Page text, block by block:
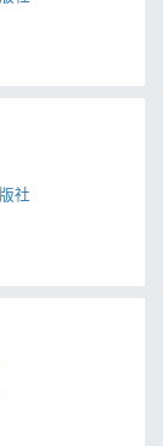
社